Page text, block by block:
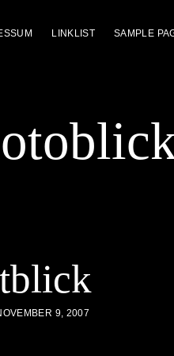
LINKLIST SAMPLE
9, 2007